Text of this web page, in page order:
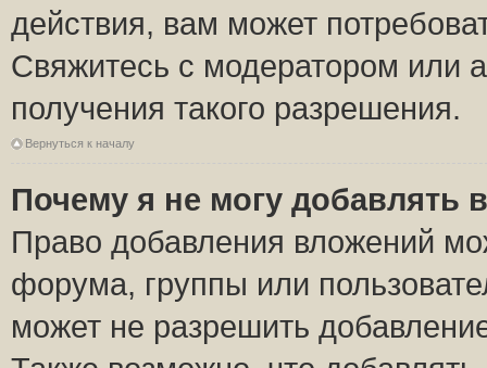
действия, вам может
Свяжитесь с модератором или
получения такого разрешения.
Вернуться к началу
Почему я не могу добавлять
Право добавления вложений
форума, группы или
может не разрешить